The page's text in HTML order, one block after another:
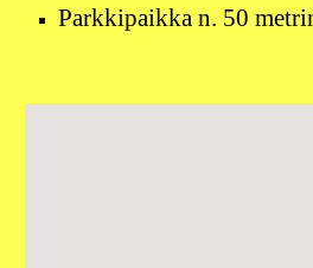
Parkkipaikka n. 50